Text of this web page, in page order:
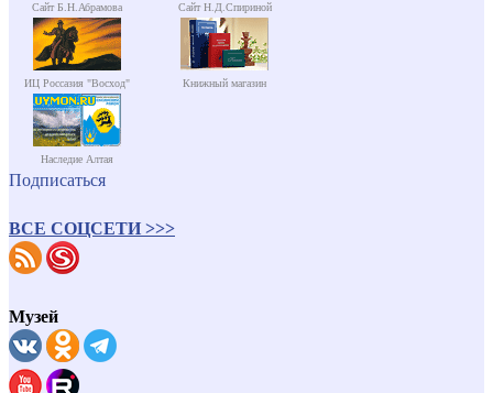
Сайт Б.Н.Абрамова Сайт Н.Д.Спириной
ИЦ Россазия "Восход" Книжный магазин
Наследие Алтая
Подписаться
ВСЕ СОЦСЕТИ >>>
Музей